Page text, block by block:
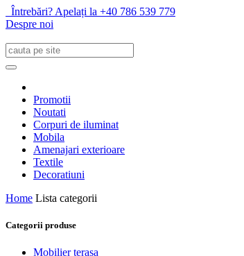
Întrebări? Apelați la +40 786 539 779
Despre noi
Promotii
Noutati
Corpuri de iluminat
Mobila
Amenajari exterioare
Textile
Decoratiuni
Home Lista categorii
Categorii produse
Mobilier terasa